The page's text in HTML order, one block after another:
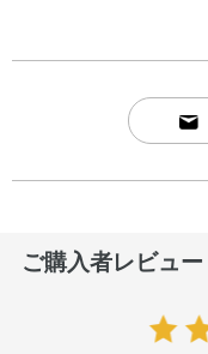
ご購入者レビュー